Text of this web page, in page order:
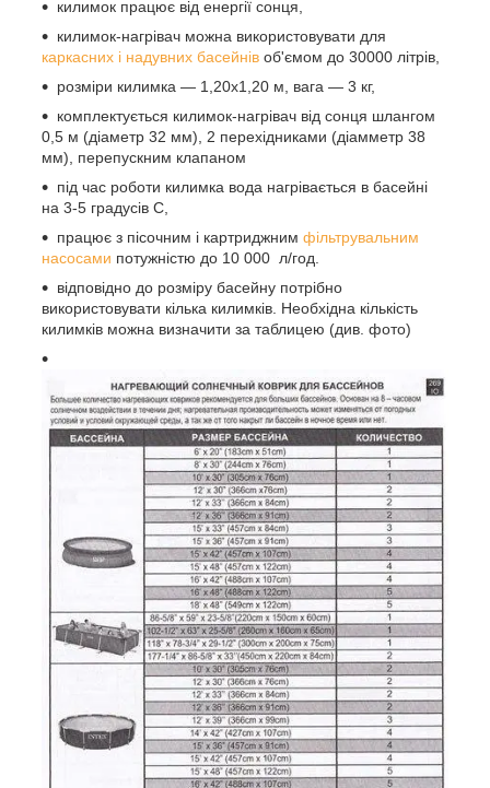
килимок працює від енергії сонця,
килимок-нагрівач можна використовувати для
каркасних і надувних басейнів об'ємом до 30000 літрів,
розміри килимка — 1,20х1,20 м, вага — 3 кг,
комплектується килимок-нагрівач від сонця шлангом
0,5 м (діаметр 32 мм), 2 перехідниками (діамметр 38
мм), перепускним клапаном
під час роботи килимка вода нагрівається в басейні
на 3-5 градусів С,
працює з пісочним і картриджним фільтрувальним
насосами потужністю до 10 000 л/год.
відповідно до розміру басейну потрібно
використовувати кілька килимків. Необхідна кількість
килимків можна визначити за таблицею (див. фото)